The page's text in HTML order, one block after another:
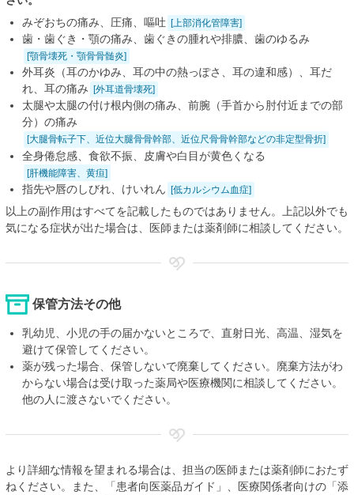
みぞおちの痛み、圧痛、嘔吐 [上部消化管障害]
歯・歯ぐき・顎の痛み、歯ぐきの腫れや排膿、歯のゆるみ
[顎骨壊死・顎骨骨髄炎]
外耳炎（耳のかゆみ、耳の中の熱っぽさ、耳の違和感）、耳だ
れ、耳の痛み
[外耳道骨壊死]
太腿や太腿の付け根内側の痛み、前腕（手首から肘付近までの部
分）の痛み
[大腿骨転子下、近位大腿骨骨幹部、近位尺骨骨幹部などの非定型骨折]
全身倦怠感、食欲不振、皮膚や白目が黄色くなる
[肝機能障害、黄疸]
指先や唇のしびれ、けいれん [低カルシウム血症]
以上の副作用はすべてを記載したものではありません。上記以外でも
気になる症状が出た場合は、医師または薬剤師に相談してください。
保管方法その他
乳幼児、小児の手の届かないところで、直射日光、高温、湿気を
避けて保管してください。
薬が残った場合、保管しないで廃棄してください。廃棄方法がわ
からない場合は受け取った薬局や医療機関に相談してください。
他の人に渡さないでください。
より詳細な情報を望まれる場合は、担当の医師または薬剤師におたず
ねください。また、「患者向医薬品ガイド」、医療関係者向けの「添